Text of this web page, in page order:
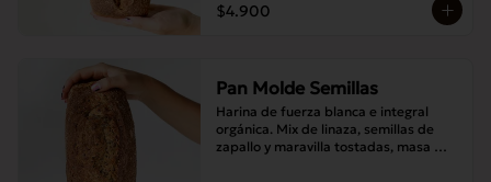
$4.900
Pan Molde Semillas
Harina de fuerza blanca e integral
orgánica. Mix de linaza, semillas de
zapallo y maravilla tostadas, masa